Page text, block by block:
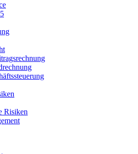
Risiken